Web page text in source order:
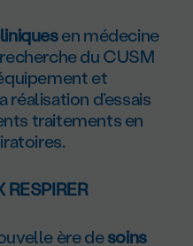
en médecine
du CUSM
et
réalisation d’essais
traitements en
RESPIRER
ère desoins